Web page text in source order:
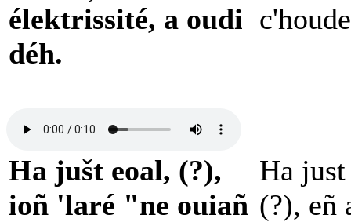
élektrissité, a oudi
déh.
Ha jušt eoal, (?),
ioñ 'laré "ne ouiañ
Ha
(?), eñ